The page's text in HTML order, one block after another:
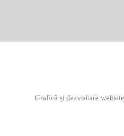
Graficã și dezvoltare website